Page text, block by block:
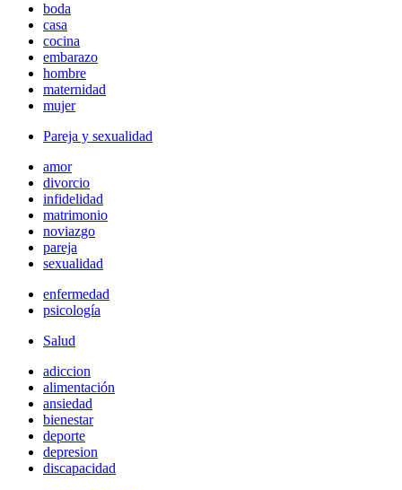
boda
casa
cocina
embarazo
hombre
maternidad
mujer
Pareja y sexualidad
amor
divorcio
infidelidad
matrimonio
noviazgo
pareja
sexualidad
enfermedad
psicología
Salud
adiccion
alimentación
ansiedad
bienestar
deporte
depresion
discapacidad